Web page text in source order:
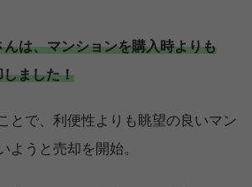
んは、マンションを購入時よりも
ました！
とで、利便性よりも眺望の良いマン
ようと売却を開始。